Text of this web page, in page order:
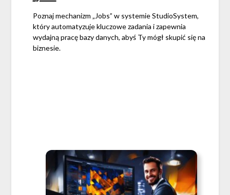
Poznaj mechanizm „Jobs” w systemie StudioSystem,
który automatyzuje kluczowe zadania i zapewnia
wydajną pracę bazy danych, abyś Ty mógł skupić się na
biznesie.